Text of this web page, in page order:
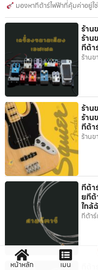
มองหากีต้าร์ไฟฟ้าที่คุ้มค่าอยู่ใ
ร้าน
ร้าน
กีต้า
ร้าน
ร้าน
ร้าน
กีต้า
ร้าน
กีต้า
ยกีต้
ใกล้
กีต้า
กีต้
หน้าหลัก เมนู